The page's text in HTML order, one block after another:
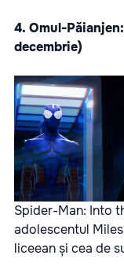
4. Omul-
decembrie)
Spider-Man: Into
adolescentul
liceean și cea de